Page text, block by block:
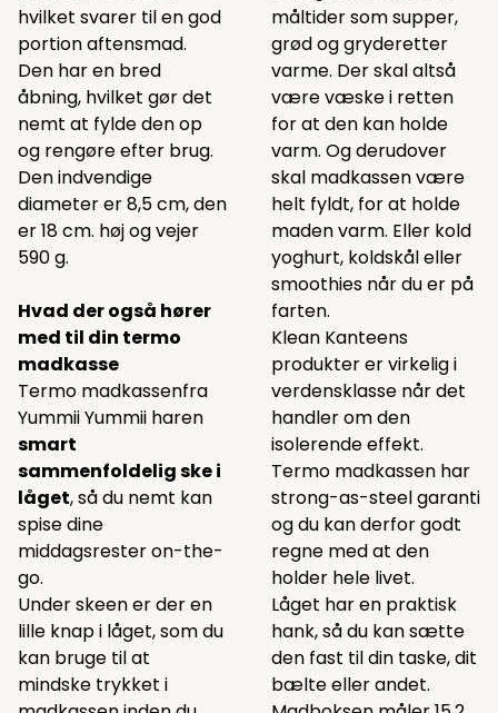
hvilket svarer til en god
portion aftensmad.
Den har en bred
åbning, hvilket gør det
nemt at fylde den op
og rengøre efter brug.
Den indvendige
diameter er 8,5 cm, den
er 18 cm. høj og vejer
590 g.
Hvad der også hører
med til din termo
madkasse
Termo madkassenfra
Yummii Yummii haren
smart
sammenfoldelig ske i
låget, så du nemt kan
spise dine
middagsrester on-the-
go.
Under skeen er der en
lille knap i låget, som du
kan bruge til at
mindske trykket i
måltider som supper,
grød og gryderetter
varme. Der skal altså
være væske i retten
for at den kan holde
varm. Og derudover
skal madkassen være
helt fyldt, for at holde
maden varm. Eller kold
yoghurt, koldskål eller
smoothies når du er på
farten.
Klean Kanteens
produkter er virkelig i
verdensklasse når det
handler om den
isolerende effekt.
Termo madkassen har
strong-as-steel garanti
og du kan derfor godt
regne med at den
holder hele livet.
Låget har en praktisk
hank, så du kan sætte
den fast til din taske, dit
bælte eller andet.